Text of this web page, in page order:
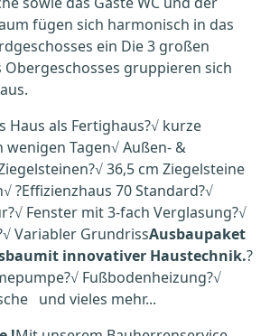
fügen sich harmonisch in das
ein Die 3 großen
Obergeschosses gruppieren sich
Haus als Fertighaus?√ kurze
wenigen Tagen√ Außen- &
36,5 cm Ziegelsteine
?Effizienzhaus 70 Standard?√
Fenster mit 3-fach Verglasung?√
Variabler GrundrissAusbaupaket
innovativer Haustechnik.?
Fußbodenheizung?√
und vieles mehr...